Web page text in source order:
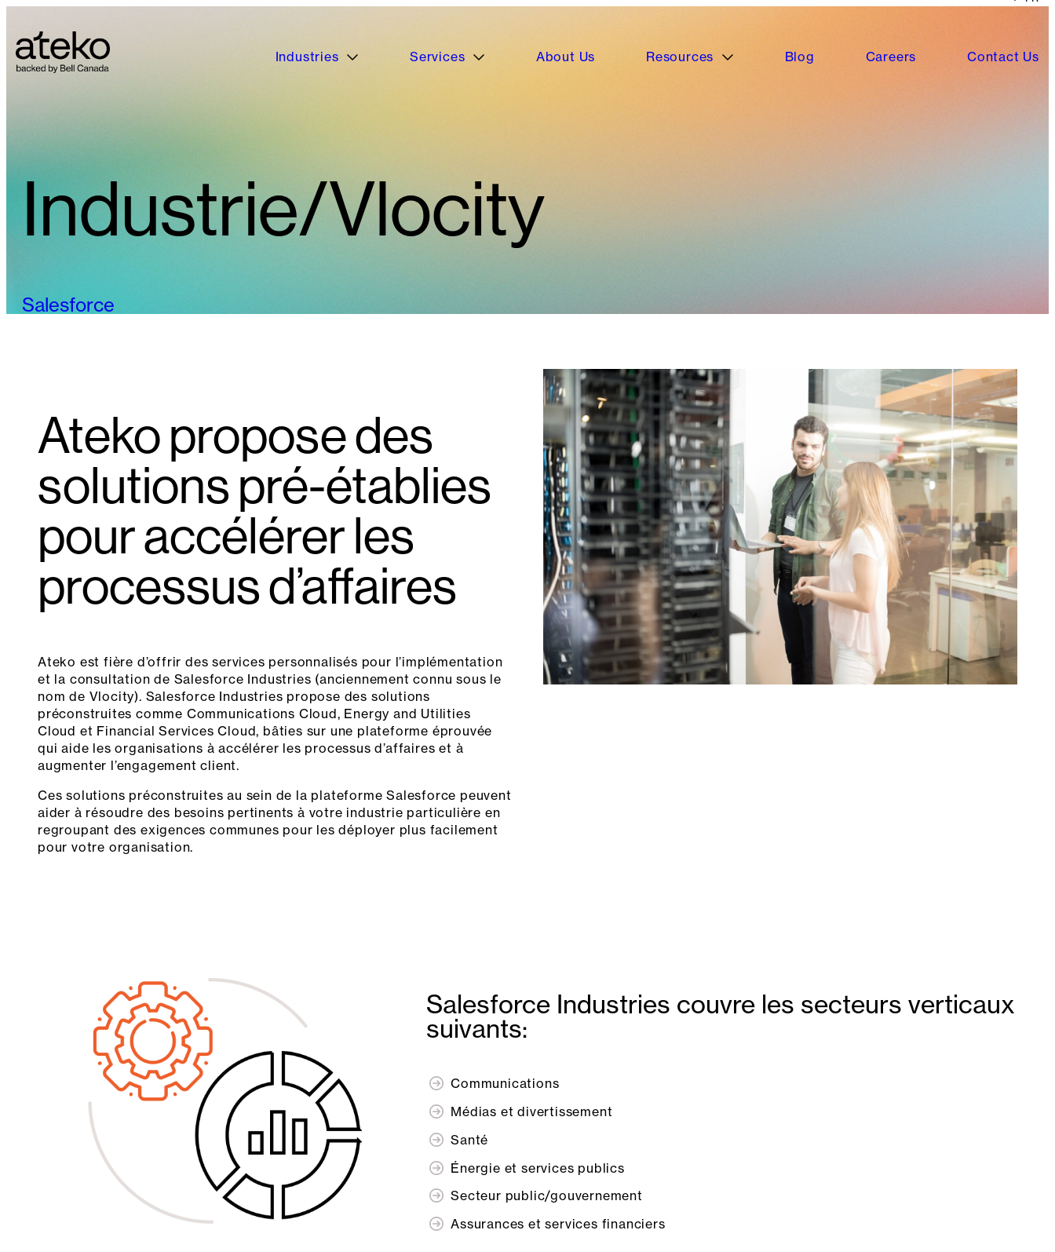
content
Industries Services About Us Resources Blog Careers Contact Us
Industrie/Vlocity
Salesforce
Ateko propose des
solutions pré-établies
pour accélérer les
processus d’affaires
Ateko est fière d’offrir des services personnalisés pour l’implémentation
et la consultation de Salesforce Industries (anciennement connu sous le
nom de Vlocity). Salesforce Industries propose des solutions
préconstruites comme Communications Cloud, Energy and Utilities
Cloud et Financial Services Cloud, bâties sur une plateforme éprouvée
qui aide les organisations à accélérer les processus d’affaires et à
augmenter l’engagement client.
Ces solutions préconstruites au sein de la plateforme Salesforce peuvent
aider à résoudre des besoins pertinents à votre industrie particulière en
regroupant des exigences communes pour les déployer plus facilement
pour votre organisation.
Salesforce Industries couvre les secteurs verticaux
suivants:
Communications
Médias et divertissement
Santé
Énergie et services publics
Secteur public/gouvernement
Assurances et services financiers